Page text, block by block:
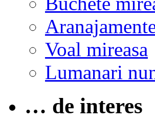
Voal mireasa
Lumanari
… de interes